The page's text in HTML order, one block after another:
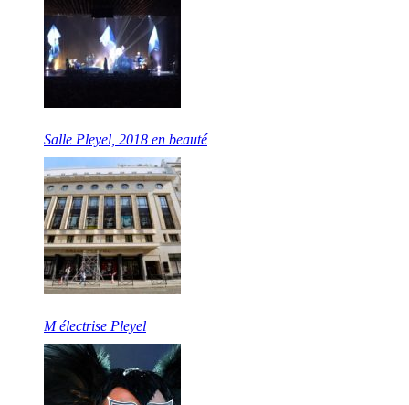
Salle Pleyel, 2018 en beauté
M électrise Pleyel